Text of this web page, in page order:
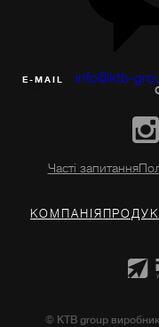
Е-MAIL info@ktb-
Часті запитання
КОМПАНІЯ
© KTB group